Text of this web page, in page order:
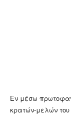
Εν μέσω
κρατών-μελών